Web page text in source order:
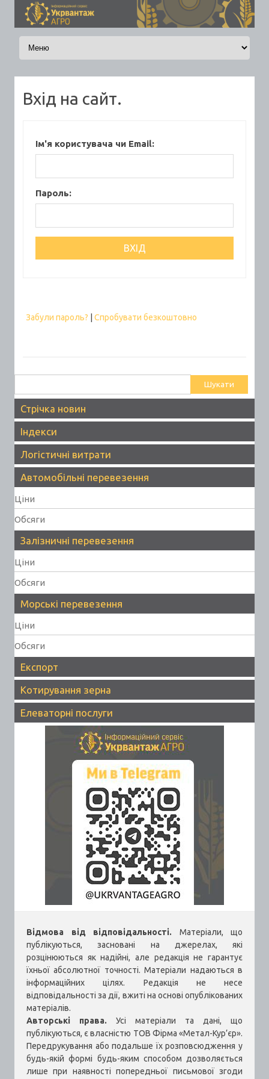
Skip to content
Вхід на сайт.
Ім'я користувача чи Email:
Пароль:
Забули пароль? Спробувати безкоштовно
Стрічка новин
Індекси
Логістичні витрати
Автомобільні перевезення
Ціни
Обсяги
Залізничні перевезення
Ціни
Обсяги
Морські перевезення
Ціни
Обсяги
Експорт
Котирування зерна
Елеваторні послуги
Відмова від відповідальності. Матеріали, що
публікуються, засновані на джерелах, які
розцінюються як надійні, але редакція не гарантує
їхньої абсолютної точності. Матеріали надаються в
інформаційних цілях. Редакція не несе
відповідальності за дії, вжиті на основі опублікованих
матеріалів.
Авторські права. Усі матеріали та дані, що
публікуються, є власністю ТОВ Фірма «Метал-Кур’єр».
Передрукування або подальше їх розповсюдження у
будь-якій формі будь-яким способом дозволяється
лише при наявності попередньої письмової згоди